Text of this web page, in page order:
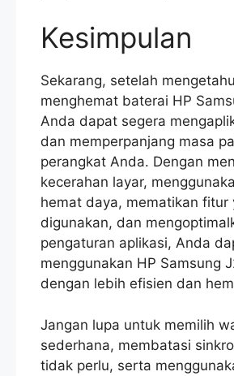
Kesimpulan
Sekarang, setelah
menghemat baterai HP
Anda dapat segera
dan memperpanjang masa
perangkat Anda. Dengan
kecerahan layar,
hemat daya, mematikan fitur
digunakan, dan
pengaturan aplikasi, Anda
menggunakan HP Samsung
dengan lebih efisien dan
Jangan lupa untuk memilih
sederhana, membatasi
tidak perlu, serta